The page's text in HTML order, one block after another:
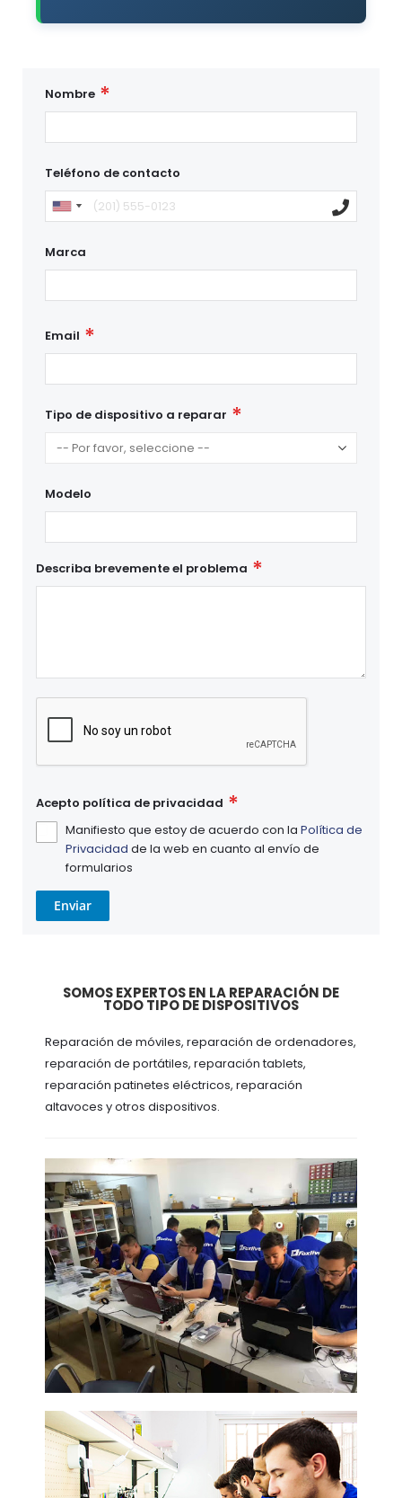
Nombre
Teléfono de contacto
Marca
Email
Tipo de dispositivo a reparar
Modelo
Describa brevemente el problema
Acepto política de privacidad
Manifiesto que estoy de acuerdo con la Política de
Privacidad de la web en cuanto al envío de
formularios
Enviar
SOMOS EXPERTOS EN LA REPARACIÓN DE
TODO TIPO DE DISPOSITIVOS
Reparación de móviles, reparación de ordenadores,
reparación de portátiles, reparación tablets,
reparación patinetes eléctricos, reparación
altavoces y otros dispositivos.